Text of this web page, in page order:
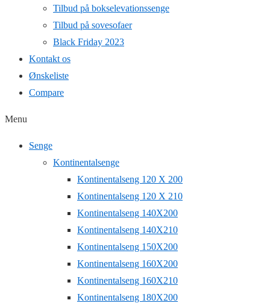
Tilbud på bokselevationssenge
Tilbud på sovesofaer
Black Friday 2023
Kontakt os
Ønskeliste
Compare
Menu
Senge
Kontinentalsenge
Kontinentalseng 120 X 200
Kontinentalseng 120 X 210
Kontinentalseng 140X200
Kontinentalseng 140X210
Kontinentalseng 150X200
Kontinentalseng 160X200
Kontinentalseng 160X210
Kontinentalseng 180X200